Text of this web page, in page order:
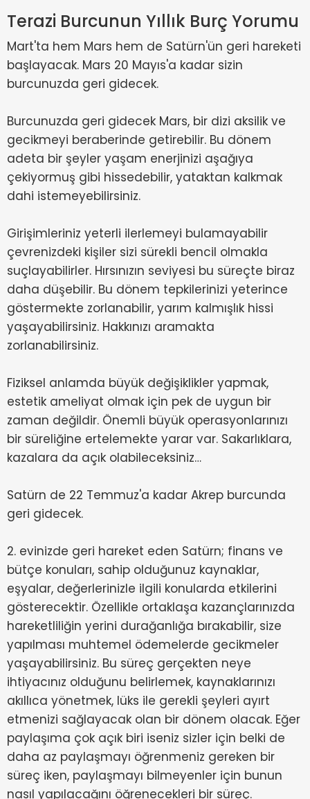
Terazi Burcunun Yıllık Burç Yorumu
Mart'ta hem Mars hem de Satürn'ün geri hareketi
başlayacak. Mars 20 Mayıs'a kadar sizin
burcunuzda geri gidecek.
Burcunuzda geri gidecek Mars, bir dizi aksilik ve
gecikmeyi beraberinde getirebilir. Bu dönem
adeta bir şeyler yaşam enerjinizi aşağıya
çekiyormuş gibi hissedebilir, yataktan kalkmak
dahi istemeyebilirsiniz.
Girişimleriniz yeterli ilerlemeyi bulamayabilir
çevrenizdeki kişiler sizi sürekli bencil olmakla
suçlayabilirler. Hırsınızın seviyesi bu süreçte biraz
daha düşebilir. Bu dönem tepkilerinizi yeterince
göstermekte zorlanabilir, yarım kalmışlık hissi
yaşayabilirsiniz. Hakkınızı aramakta
zorlanabilirsiniz.
Fiziksel anlamda büyük değişiklikler yapmak,
estetik ameliyat olmak için pek de uygun bir
zaman değildir. Önemli büyük operasyonlarınızı
bir süreliğine ertelemekte yarar var. Sakarlıklara,
kazalara da açık olabileceksiniz…
Satürn de 22 Temmuz'a kadar Akrep burcunda
geri gidecek.
2. evinizde geri hareket eden Satürn; finans ve
bütçe konuları, sahip olduğunuz kaynaklar,
eşyalar, değerlerinizle ilgili konularda etkilerini
gösterecektir. Özellikle ortaklaşa kazançlarınızda
hareketliliğin yerini durağanlığa bırakabilir, size
yapılması muhtemel ödemelerde gecikmeler
yaşayabilirsiniz. Bu süreç gerçekten neye
ihtiyacınız olduğunu belirlemek, kaynaklarınızı
akıllıca yönetmek, lüks ile gerekli şeyleri ayırt
etmenizi sağlayacak olan bir dönem olacak. Eğer
paylaşıma çok açık biri iseniz sizler için belki de
daha az paylaşmayı öğrenmeniz gereken bir
süreç iken, paylaşmayı bilmeyenler için bunun
nasıl yapılacağını öğrenecekleri bir süreç.